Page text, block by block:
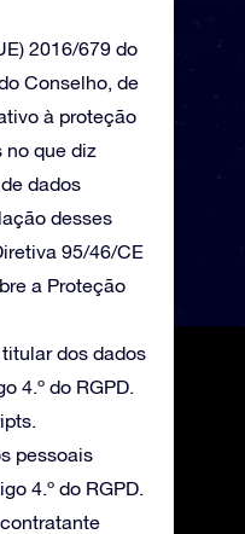
2016/679 do
Conselho, de
à proteção
no que diz
dados
desses
95/46/CE
a Proteção
titular dos dados
4.º do RGPD.
pessoais
4.º do RGPD.